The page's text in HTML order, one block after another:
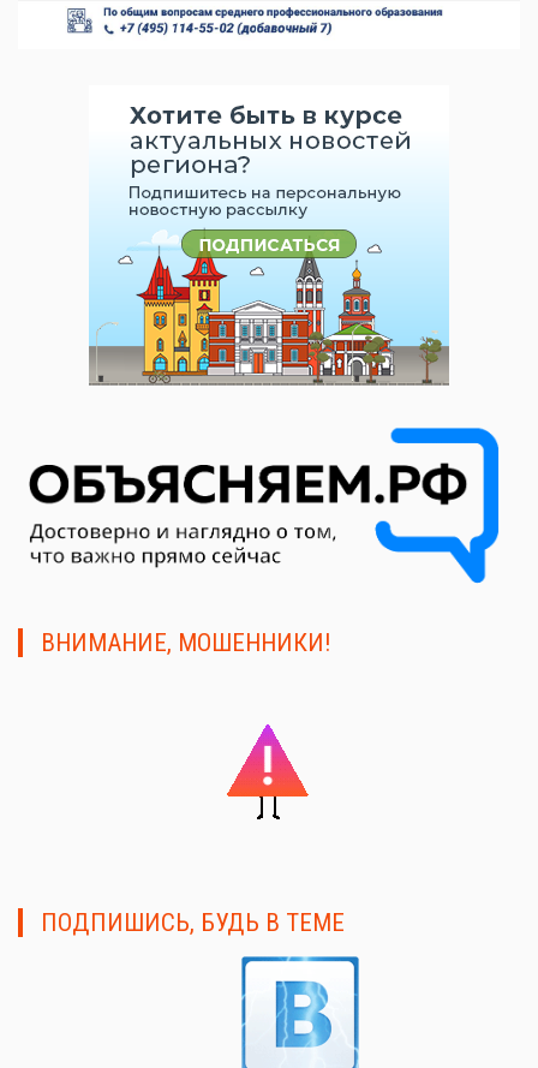
ВНИМАНИЕ, МОШЕННИКИ!
ПОДПИШИСЬ, БУДЬ В ТЕМЕ